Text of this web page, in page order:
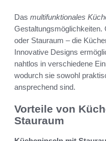
Das multifunktionales
Gestaltungsmöglichkeiten.
oder Stauraum – die
Innovative Designs
nahtlos in verschiedene
wodurch sie sowohl
ansprechend sind.
Vorteile von
Stauraum